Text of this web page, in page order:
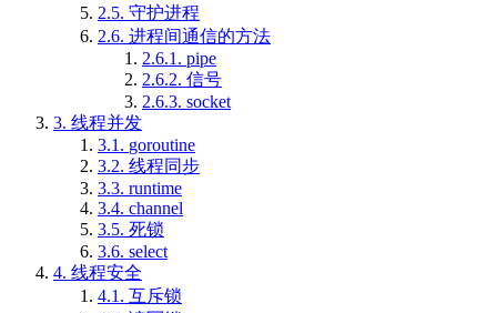
2.5. 守护进程
2.6. 进程间通信的方法
2.6.1. pipe
2.6.2. 信号
2.6.3. socket
3. 线程并发
3.1. goroutine
3.2. 线程同步
3.3. runtime
3.4. channel
3.5. 死锁
3.6. select
4. 线程安全
4.1. 互斥锁